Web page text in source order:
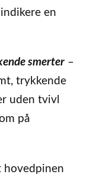
en
smerter –
trykkende
uden tvivl
på
hovedpinen